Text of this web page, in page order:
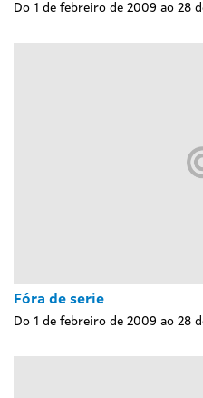
Do 1 de febreiro de 2009 ao 28
Fóra de serie
Do 1 de febreiro de 2009 ao 28